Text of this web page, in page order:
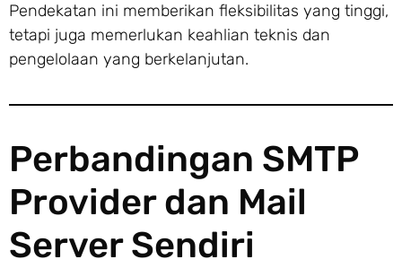
Pendekatan ini memberikan fleksibilitas yang tinggi,
tetapi juga memerlukan keahlian teknis dan
pengelolaan yang berkelanjutan.
Perbandingan SMTP
Provider dan Mail
Server Sendiri